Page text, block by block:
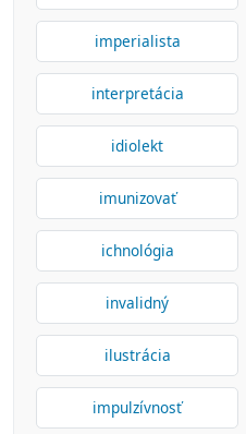
imperialista
interpretácia
idiolekt
imunizovať
ichnológia
invalidný
ilustrácia
impulzívnosť